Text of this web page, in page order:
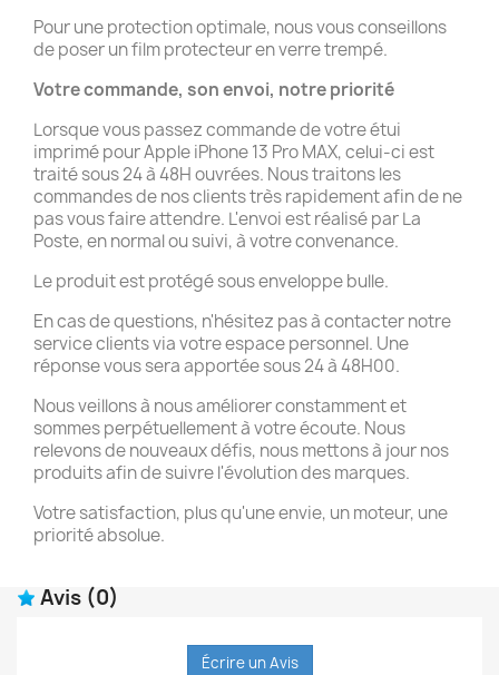
Pour une protection optimale, nous vous conseillons
de poser un film protecteur en verre trempé.
Votre commande, son envoi, notre priorité
Lorsque vous passez commande de votre étui
imprimé pour Apple iPhone 13 Pro MAX, celui-ci est
traité sous 24 à 48H ouvrées. Nous traitons les
commandes de nos clients très rapidement afin de ne
pas vous faire attendre. L'envoi est réalisé par La
Poste, en normal ou suivi, à votre convenance.
Le produit est protégé sous enveloppe bulle.
En cas de questions, n'hésitez pas à contacter notre
service clients via votre espace personnel. Une
réponse vous sera apportée sous 24 à 48H00.
Nous veillons à nous améliorer constamment et
sommes perpétuellement à votre écoute. Nous
relevons de nouveaux défis, nous mettons à jour nos
produits afin de suivre l'évolution des marques.
Votre satisfaction, plus qu'une envie, un moteur, une
priorité absolue.
Avis (0)
Écrire un Avis